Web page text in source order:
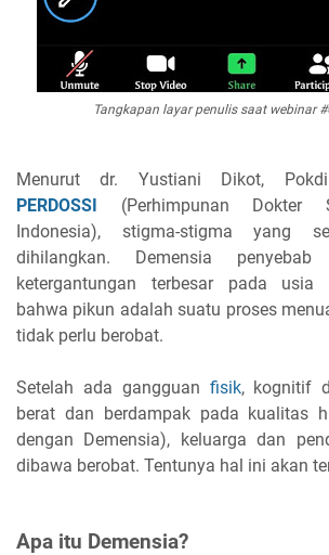
Tangkapan layar penulis saat webinar
Menurut dr. Yustiani Dikot, Pokdi
PERDOSSI (Perhimpunan Dokter
Indonesia), stigma-stigma yang
dihilangkan. Demensia
ketergantungan terbesar pada usia
bahwa pikun adalah suatu proses
tidak perlu berobat.
Setelah ada gangguan fisik, kognitif
berat dan berdampak pada kualitas
dengan Demensia), keluarga dan
dibawa berobat. Tentunya hal ini akan
Apa itu Demensia?